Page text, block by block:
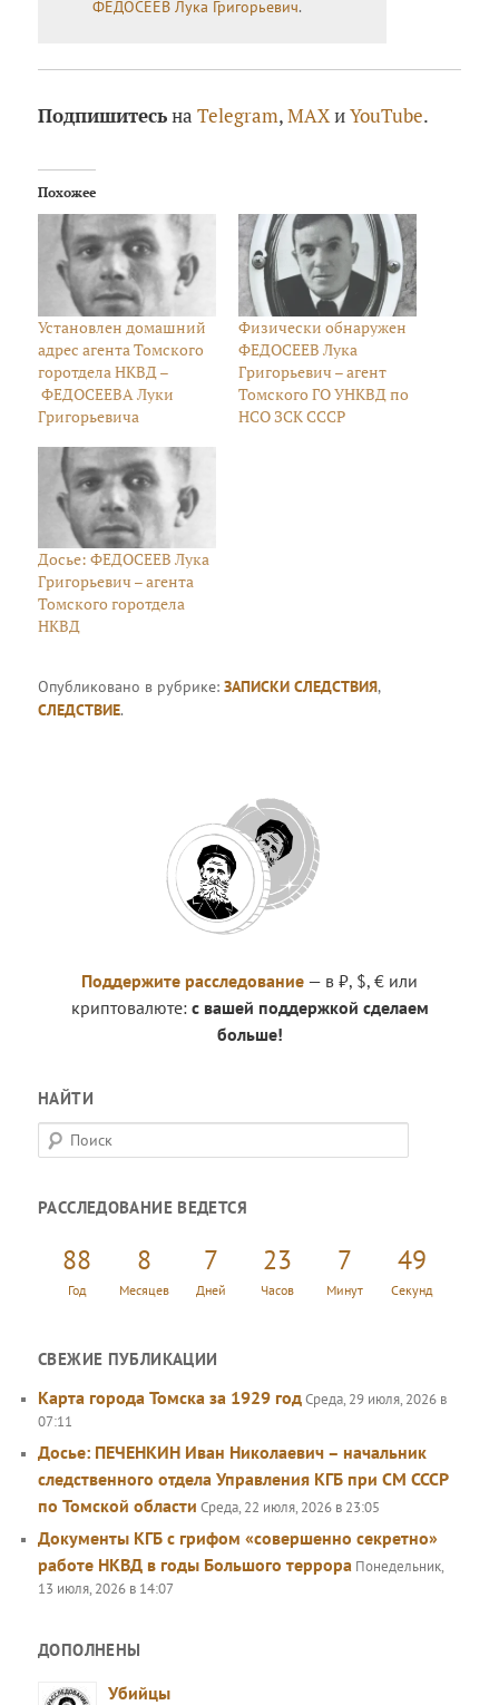
ФЕДОСЕЕВ Лука Григорьевич.
ПодпишитесьнаTelegram,MAXиYouTube.
Похожее
Установлен домашний
адрес агента Томского
горотдела НКВД –
ФЕДОСЕЕВА Луки
Григорьевича
Физически обнаружен
ФЕДОСЕЕВ Лука
Григорьевич – агент
Томского ГО УНКВД по
НСО ЗСК СССР
Досье: ФЕДОСЕЕВ Лука
Григорьевич – агента
Томского горотдела
НКВД
Опубликовано в рубрике:ЗАПИСКИ СЛЕДСТВИЯ,
СЛЕДСТВИЕ.
Поддержите расследование — в ₽, $, € или
криптовалюте: с вашей поддержкой сделаем
больше!
НАЙТИ
П
о
с
РАССЛЕДОВАНИЕ ВЕДЕТСЯ
88
Год
8
Месяцев
7
Дней
23
Часов
7
Минут
50
Секунд
СВЕЖИЕ ПУБЛИКАЦИИ
Карта города Томска за 1929 годСреда, 29 июля, 2026 в
07:11
Досье: ПЕЧЕНКИН Иван Николаевич – начальник
следственного отдела Управления КГБ при СМ СССР
по Томской области Среда, 22 июля, 2026 в 23:05
Документы КГБ с грифом «совершенно секретно»
работе НКВД в годы Большого террора Понедельник,
13 июля, 2026 в 14:07
ДОПОЛНЕНЫ
Убийцы